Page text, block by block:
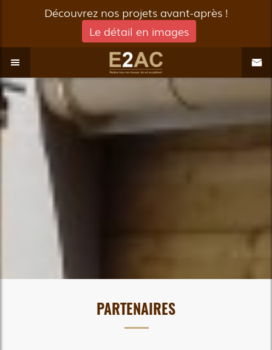
Découvrez nos projets avant-après !
Le détail en images
PARTENAIRES